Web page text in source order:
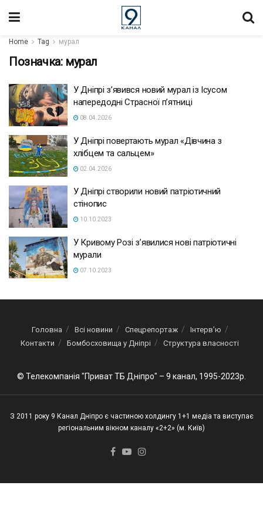
Home Tag мурал
Позначка: мурал
У Дніпрі з’явився новий мурал із Ісусом
напередодні Страсної п’ятниці
08.04.2026
У Дніпрі повертають мурал «Дівчина з
хлібцем та сальцем»
02.04.2026
У Дніпрі створили новий патріотичний
стінопис
10.10.2023
У Кривому Розі з’явилися нові патріотичні
мурали
07.10.2023
Головна Всі новини Спецрепортаж
Інтерв’ю
Контакти
Бомбосховища у Дніпрі Структура власності
© Телекомпанія "Приват ТБ Дніпро" – 9 канал, 1995-2023р.
З 2011 року 9 Канал Дніпро є частиною холдингу 1+1 медіа та виступає
регіональним вікном каналу «2+2» (м. Київ)